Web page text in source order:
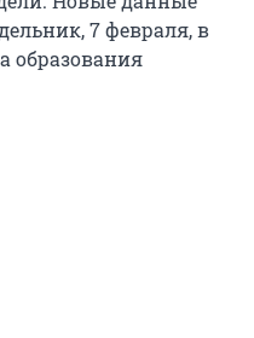
7 февраля, в
образования